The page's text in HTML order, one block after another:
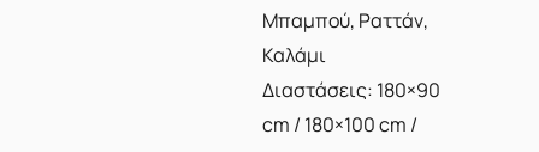
Μπαμπού, Ραττάν,
Καλάμι
Διαστάσεις: 180×90
cm / 180×100 cm /